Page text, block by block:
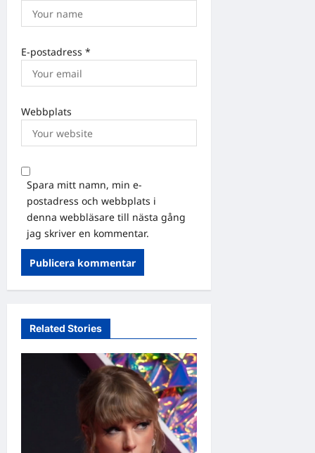
E-postadress *
Webbplats
Spara mitt namn, min e-
postadress och webbplats i
denna webbläsare till nästa gång
jag skriver en kommentar.
Related Stories